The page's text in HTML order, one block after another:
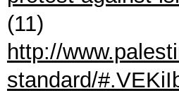
(11)
http://
standard/